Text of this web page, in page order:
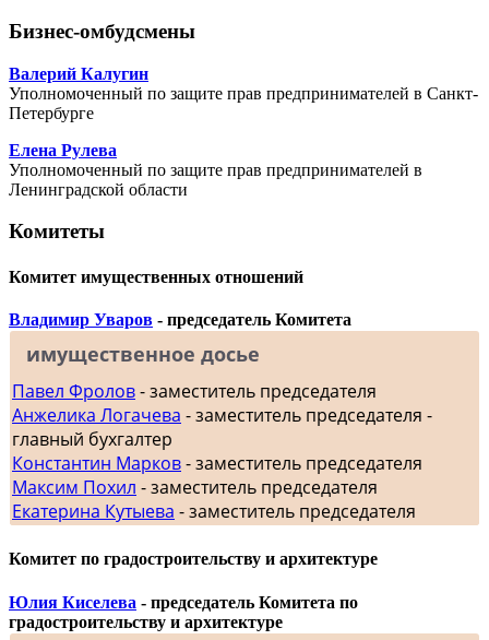
Бизнес-омбудсмены
Валерий Калугин
Уполномоченный по защите прав предпринимателей в Санкт-
Петербурге
Елена Рулева
Уполномоченный по защите прав предпринимателей в
Ленинградской области
Комитеты
Комитет имущественных отношений
Владимир Уваров - председатель Комитета
имущественное досье
Павел Фролов- заместитель председателя
Анжелика Логачева - заместитель председателя -
главный бухгалтер
Константин Марков- заместитель председателя
Максим Похил - заместитель председателя
Екатерина Кутыева - заместитель председателя
Комитет по градостроительству и архитектуре
Юлия Киселева - председатель Комитета по
градостроительству и архитектуре